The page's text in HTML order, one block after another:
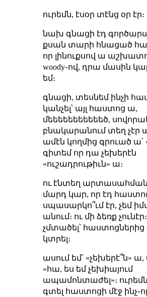
ուրեմն, էսօր տէնց օր էր։
նախ գնացի էդ
քսան տարի հնացած
որ լինուքսով ա
woody֊ով, դրա մասին
եմ։
գնացի, տեսնեմ ինչի
կանչել՝ այլ հաստոց ա,
մեեեեեեեեեեեծ,
բնակարանում տեղ չէր
ամէն կողմից գրուած ա՝
գիտեմ որ դա չեխերէն
«ուշադրութիւն» ա։
ու էնտեղ
մարդ կար, որ էդ
սպասարկո՞ւմ էր, չեմ
անում։ ու մի ձեռք
չմտածել՝ հաստոցներից
կտրել։
ասում եմ՝ «չեխերէ՞ն»
«հա, ես եմ չեխիայում
ապամոնտաժել»։
գտել հաստոցի մէջ